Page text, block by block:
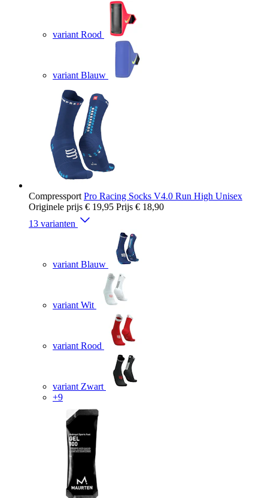
variant Rood
variant Blauw
Compressport Pro Racing Socks V4.0 Run High Unisex
Originele prijs € 19,95 Prijs € 18,90
13 varianten
variant Blauw
variant Wit
variant Rood
variant Zwart
+9